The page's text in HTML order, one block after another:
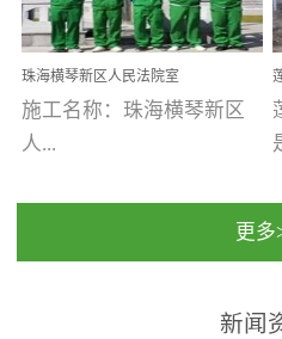
雅致酒店 东莞美豪雅
致酒店是为中高端人士...
珠海横琴新区人民法院室
内除甲醛空气治理项目
施工名称：珠海横琴新区
人...
民法院室内除甲醛空气治
保施工日期：2020年1月珠
更多
新闻